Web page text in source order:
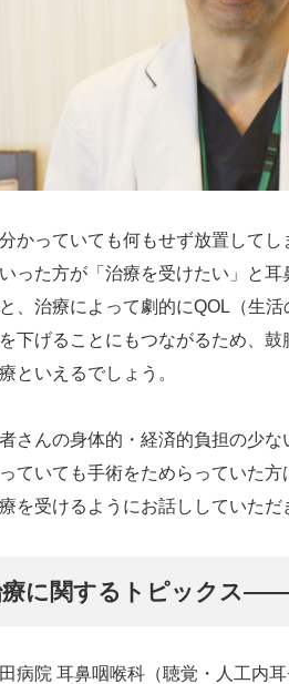
かっていても何もせず放置して
った方が「治療を受けたい」と
、治療によって劇的にQOL（生
下げることにもつながるため、
といえるでしょう。
さんの身体的・経済的負担の少な
ていても手術をためらっていた
を受けるようにお話ししていただ
に関するトピックス――
病院 耳鼻咽喉科（聴覚・人工内